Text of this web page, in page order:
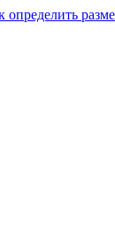
определить